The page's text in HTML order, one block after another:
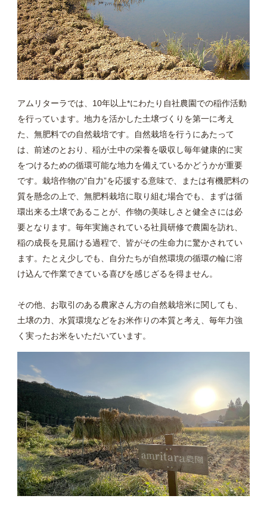
アムリターラでは、10年以上*にわたり自社農園での稲作活動
を行っています。地力を活かした土壌づくりを第一に考え
た、無肥料での自然栽培です。自然栽培を行うにあたって
は、前述のとおり、稲が土中の栄養を吸収し毎年健康的に実
をつけるための循環可能な地力を備えているかどうかが重要
です。栽培作物の”自力”を応援する意味で、または有機肥料の
質を懸念の上で、無肥料栽培に取り組む場合でも、まずは循
環出来る土壌であることが、作物の美味しさと健全さには必
要となります。毎年実施されている社員研修で農園を訪れ、
稲の成長を見届ける過程で、皆がその生命力に驚かされてい
ます。たとえ少しでも、自分たちが自然環境の循環の輪に溶
け込んで作業できている喜びを感じざるを得ません。
その他、お取引のある農家さん方の自然栽培米に関しても、
土壌の力、水質環境などをお米作りの本質と考え、毎年力強
く実ったお米をいただいています。